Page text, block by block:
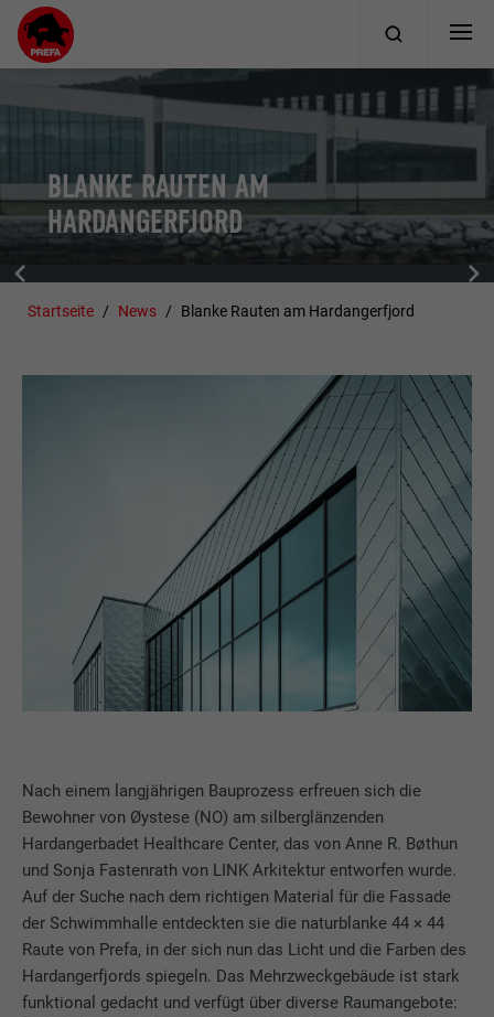
BLANKE RAUTEN AM
HARDANGERFJORD
Startseite News Blanke Rauten am Hardangerfjord
Nach einem langjährigen Bauprozess erfreuen sich die
Bewohner von Øystese (NO) am silberglänzenden
Hardangerbadet Healthcare Center, das von Anne R. Bøthun
und Sonja Fastenrath von LINK Arkitektur entworfen wurde.
Auf der Suche nach dem richtigen Material für die Fassade
der Schwimmhalle entdeckten sie die naturblanke 44 × 44
Raute von Prefa, in der sich nun das Licht und die Farben des
Hardangerfjords spiegeln. Das Mehrzweckgebäude ist stark
funktional gedacht und verfügt über diverse Raumangebote: